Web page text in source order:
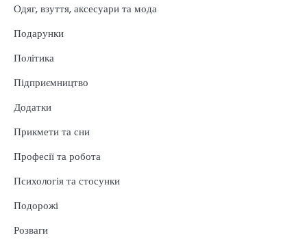
Одяг, взуття, аксесуари та мода
Подарунки
Політика
Підприємництво
Додатки
Прикмети та сни
Професії та робота
Психологія та стосунки
Подорожі
Розваги